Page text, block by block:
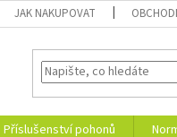
JAK NAKUPOVAT
Příslušenství pohonů